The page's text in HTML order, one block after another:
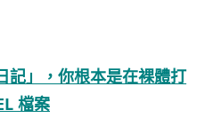
記」，你根本是在裸體打
檔案